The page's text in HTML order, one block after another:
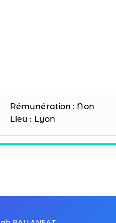
Rémunération : Non
Lieu : Lyon